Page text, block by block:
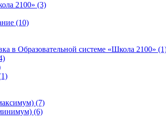
2100» (3)
(10)
в Образовательной системе «Школа 2100»
(7)
(6)